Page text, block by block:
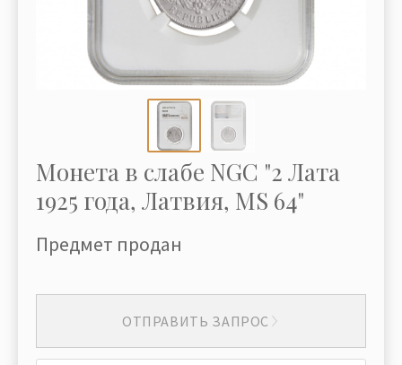
Монета в слабе NGC "2 Лата
1925 года, Латвия, MS 64"
Предмет продан
ОТПРАВИТЬ ЗАПРОС